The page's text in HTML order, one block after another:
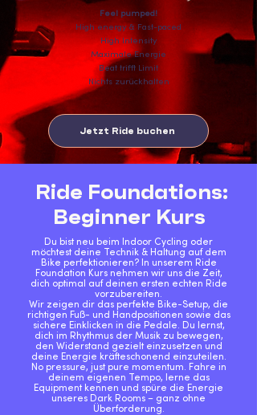
Feel pumped!
High energy & Fast-paced
High Intensity
Maximale Energie
Beat trifft Limit
Nichts zurückhalten
Jetzt Ride buchen
Ride Foundations:
Beginner Kurs
Du bist neu beim Indoor Cycling oder
möchtest deine Technik & Haltung auf dem
Bike perfektionieren? In unserem Ride
Foundation Kurs nehmen wir uns die Zeit,
dich optimal auf deinen ersten echten Ride
vorzubereiten.
Wir zeigen dir das perfekte Bike-Setup, die
richtigen Fuß- und Handpositionen sowie das
sichere Einklicken in die Pedale. Du lernst,
dich im Rhythmus der Musik zu bewegen,
den Widerstand gezielt einzusetzen und
deine Energie kräfteschonend einzuteilen.
No pressure, just pure momentum. Fahre in
deinem eigenen Tempo, lerne das
Equipment kennen und spüre die Energie
unseres Dark Rooms – ganz ohne
Überforderung.